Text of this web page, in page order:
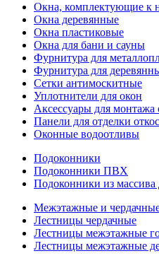
Окна, комплектующие к
Окна деревянные
Окна пластиковые
Окна для бани и сауны
Фурнитура для
Фурнитура для
Сетки антимоскитные
Уплотнители для окон
Аксессуары для монтажа
Панели для отделки
Оконные водоотливы
Подоконники
Подоконники ПВХ
Подоконники из массива
Межэтажные и
Лестницы чердачные
Лестницы межэтажные
Лестницы межэтажные